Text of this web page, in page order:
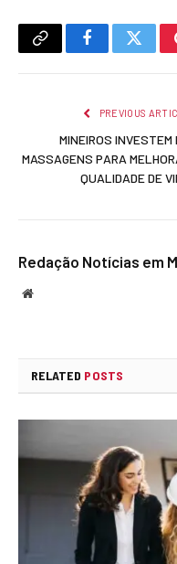
Copy
Facebook
PREVIOUS
MINEIROS INVESTEM
MASSAGENS PARA
QUALIDADE DE
Redação Notícias em
Website
RELATED POSTS